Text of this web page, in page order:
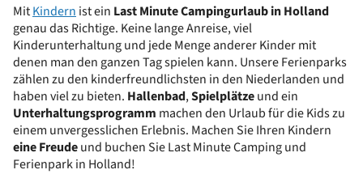
MitKindern ist ein Last Minute Campingurlaub in Holland
genau das Richtige. Keine lange Anreise, viel
Kinderunterhaltung und jede Menge anderer Kinder mit
denen man den ganzen Tag spielen kann. Unsere Ferienparks
zählen zu den kinderfreundlichsten in den Niederlanden und
haben viel zu bieten. Hallenbad,Spielplätzeund ein
Unterhaltungsprogramm machen den Urlaub für die Kids zu
einem unvergesslichen Erlebnis. Machen Sie Ihren Kindern
eine Freudeund buchen Sie Last Minute Camping und
Ferienpark in Holland!